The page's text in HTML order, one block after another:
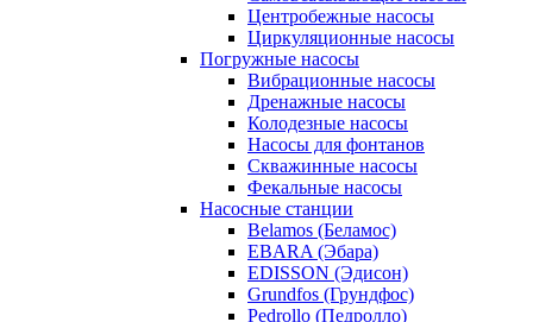
Центробежные насосы
Циркуляционные насосы
Погружные насосы
Вибрационные насосы
Дренажные насосы
Колодезные насосы
Насосы для фонтанов
Скважинные насосы
Фекальные насосы
Насосные станции
Belamos (Беламос)
EBARA (Эбара)
EDISSON (Эдисон)
Grundfos (Грундфос)
Pedrollo (Педролло)